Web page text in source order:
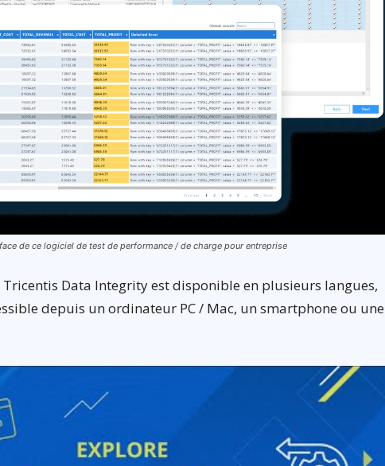
de ce logiciel de test de performance / de charge pour entreprise
Tricentis Data Integrity est disponible en plusieurs langues,
depuis un ordinateur PC / Mac, un smartphone ou une